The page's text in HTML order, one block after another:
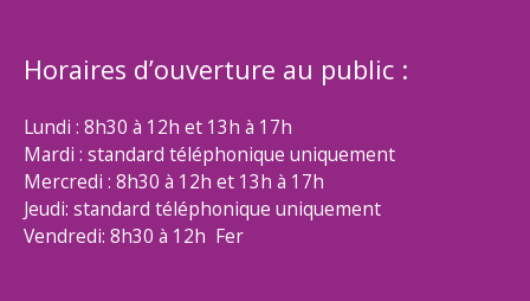
Horaires d’ouverture au public :
Lundi : 8h30 à 12h et 13h à 17h
Mardi : standard téléphonique uniquement
Mercredi : 8h30 à 12h et 13h à 17h
Jeudi: standard téléphonique uniquement
Vendredi: 8h30 à 12h Fer